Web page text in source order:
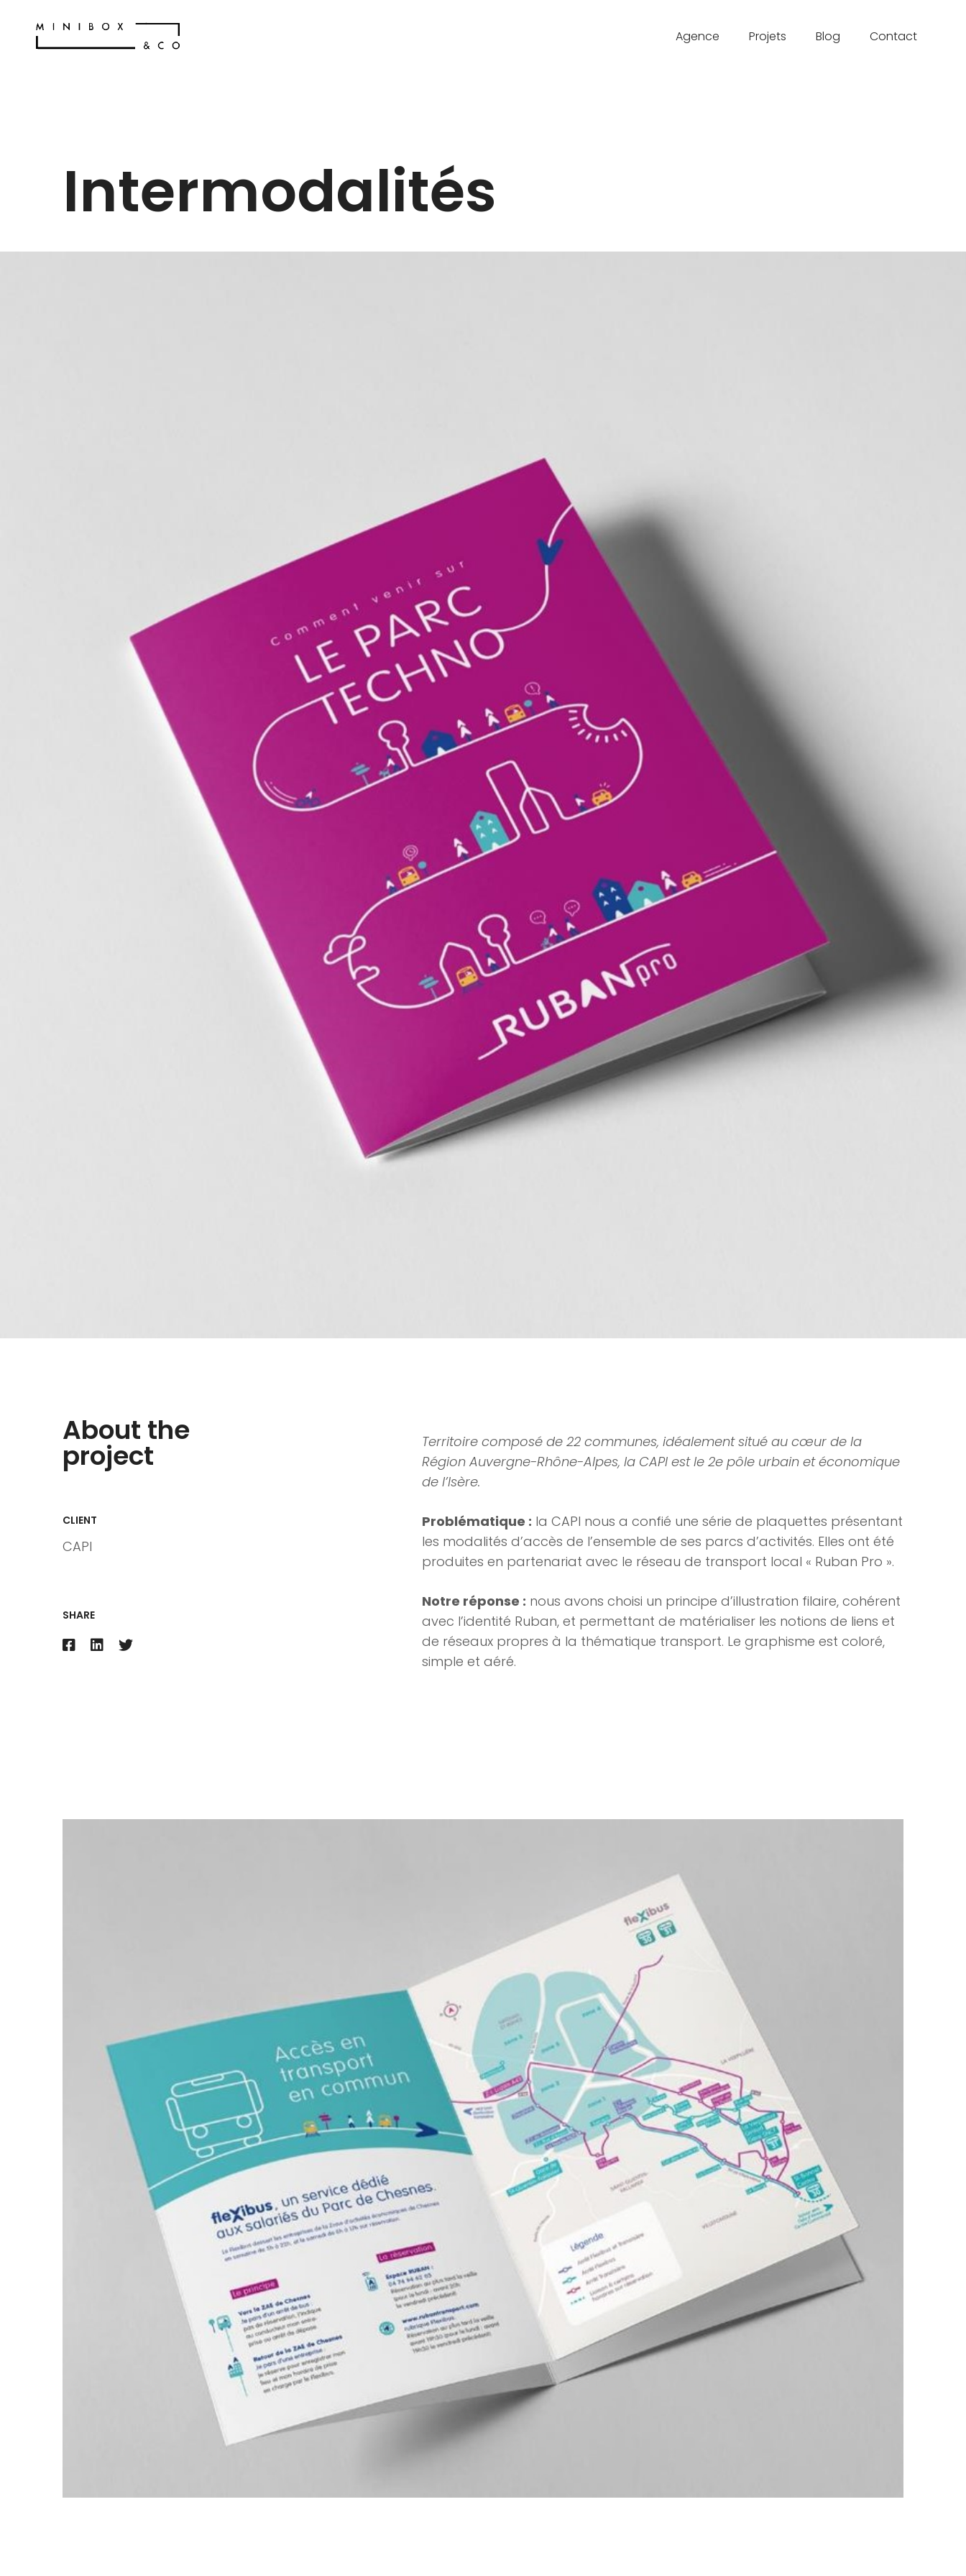
Agence Projets Blog Contact
Intermodalités
About the
project
CLIENT
CAPI
SHARE
Territoire composé de 22 communes, idéalement situé au cœur de la
Région Auvergne-Rhône-Alpes, la CAPI est le 2e pôle urbain et économique
de l’Isère.
Problématique : la CAPI nous a confié une série de plaquettes présentant
les modalités d’accès de l’ensemble de ses parcs d’activités. Elles ont été
produites en partenariat avec le réseau de transport local « Ruban Pro ».
Notre réponse : nous avons choisi un principe d’illustration filaire, cohérent
avec l’identité Ruban, et permettant de matérialiser les notions de liens et
de réseaux propres à la thématique transport. Le graphisme est coloré,
simple et aéré.